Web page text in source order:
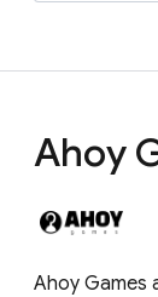
Ahoy
Ahoy Games